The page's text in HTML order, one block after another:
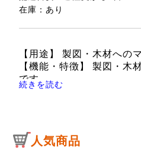
在庫：あり
【用途】 製図・木材への
【機能・特徴】 製図・木
です。
【仕様】 ●硬度：4B。
●ノックカバー色：桃。
続きを読む
人気商品